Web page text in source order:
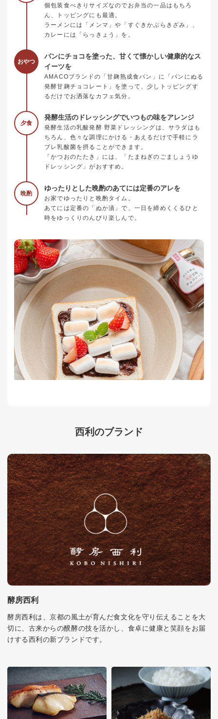
個包装食べきりサイズなのでお弁当の一品はもちろ
ん、トッピングにも最適。
ラーメンには「メンマ」や「すぐきかぶらきざみ」、
カレーには「らっきょう」を。
おやつ
パンにチョコを塗った、甘くて懐かしい健康的なス
イーツを
AMACOブランドの「甘麹熟成食パン」に「パンにぬる
発酵甘麹チョコレート」を塗って、少しトッピングす
るだけでお洒落なカフェ気分。
夕食
発酵生活のドレッシングでいつもの味をアレンジ
発酵生活の乳酸発酵 野菜ドレッシングは、サラダはも
ちろん、色々な調理にかける・あえるだけで手軽にラ
ブレ乳酸菌を摂ることができます。
「かつおのたたき」には、「たまねぎのごましょうゆ
ドレッシング」がおすすめ。
晩酌
ゆったりとした晩酌のあてには定番のアレを
お家でゆったりと晩酌タイム。
あてには定番の「ぬか漬」で、一日を締めくくるひと
時をゆっくりのんびり楽しんで。
西利のブランド
酵房西利
酵房西利は、京都の風土が育んだ食文化を守り伝えることを大
切に、古来からの醗酵の技を活かし、食卓に健康と笑顔をお届
けする西利の新ブランドです。